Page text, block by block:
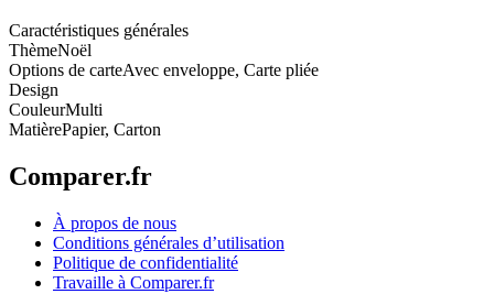
Caractéristiques générales
ThèmeNoël
Options de carteAvec enveloppe, Carte pliée
Design
CouleurMulti
MatièrePapier, Carton
Comparer.fr
À propos de nous
Conditions générales d’utilisation
Politique de confidentialité
Travaille à Comparer.fr